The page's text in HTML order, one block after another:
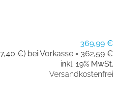
369,99 €
€) bei Vorkasse = 362,59 €
inkl. 19% MwSt.
Versandkostenfrei